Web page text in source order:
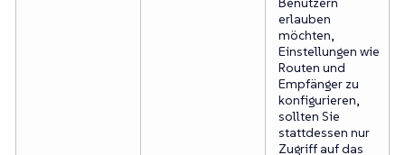
erlauben
möchten,
Einstellungen wie
Routen und
Empfänger zu
konfigurieren,
sollten Sie
stattdessen nur
Zugriff auf das